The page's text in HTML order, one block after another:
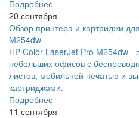
Подробнее
20 сентября
Обзор принтера и картриджи
M254dw
HP Color LaserJet Pro M254dw -
небольших офисов с
листов, мобильной печатью и
картриджами.
Подробнее
11 сентября